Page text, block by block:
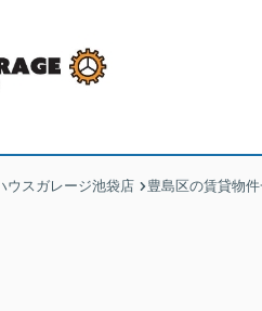
ウスガレージ池袋店 豊島区の賃貸物